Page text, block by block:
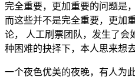
完全重要，更加重要的问题是
而这些并不是完全重要，更加
论， 人工刷票团队，发生了会
种困难的抉择下，本人思来想
一个夜色优美的夜晚，有人为